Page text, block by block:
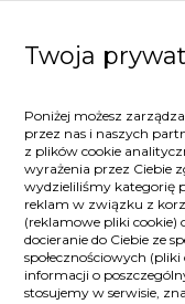
Twoja
Poniżej możesz
przez nas i naszych
z plików cookie
wyrażenia przez Ciebie
wydzieliliśmy kategorię
reklam w związku z
(reklamowe pliki cookie)
docieranie do Ciebie ze
społecznościowych
informacji o
stosujemy w serwisie,